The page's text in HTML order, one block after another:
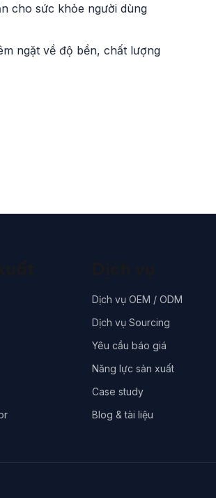
cho sức khỏe người dùng
ngặt về độ bền, chất lượng
Dịch vụ OEM / ODM
Dịch vụ Sourcing
Yêu cầu báo giá
Năng lực sản xuất
Case study
Blog & tài liệu